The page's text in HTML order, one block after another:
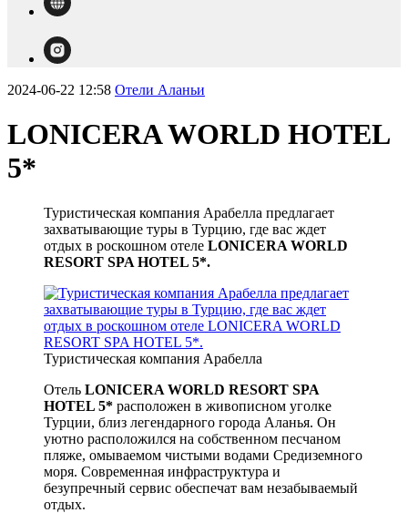
2024-06-22 12:58 Отели Аланьи
LONICERA WORLD HOTEL
5*
Туристическая компания Арабелла предлагает
захватывающие туры в Турцию, где вас ждет
отдых в роскошном отеле LONICERA WORLD
RESORT SPA HOTEL 5*.
Туристическая компания Арабелла
Отель LONICERA WORLD RESORT SPA
HOTEL 5* расположен в живописном уголке
Турции, близ легендарного города Аланья. Он
уютно расположился на собственном песчаном
пляже, омываемом чистыми водами Средиземного
моря. Современная инфраструктура и
безупречный сервис обеспечат вам незабываемый
отдых.